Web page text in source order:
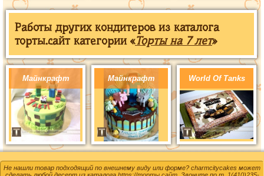
Работы других кондитеров из каталога
торты.сайт категории «Торты на 7 лет»
Майнкрафт Майнкрафт World Of Tanks
Не нашли товар подходящий по внешнему виду или форме? charmcitycakes может